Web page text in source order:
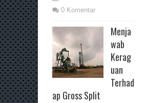
0 Komentar
Menja
wab
Kerag
uan
Terhad
ap Gross Split